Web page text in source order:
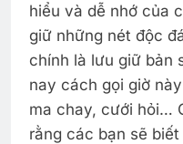
hiểu và dễ nhớ của
giữ những nét độc
chính là lưu giữ bản
nay cách gọi giờ
ma chay, cưới hỏi…
rằng các bạn sẽ